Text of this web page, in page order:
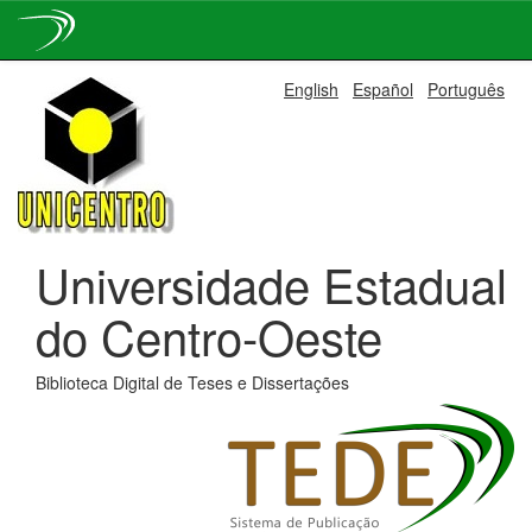
navigation
English Español Português
Universidade Estadual
do Centro-Oeste
Biblioteca Digital de Teses e Dissertações